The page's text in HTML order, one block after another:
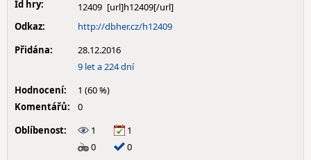
Id hry:
12409
Odkaz:
http://dbher.cz/h12409
Přidána:
28.12.2016
9 let a 224 dní
Hodnocení:
1 (60 %)
Komentářů:
0
Oblíbenost:
1
1
0
0